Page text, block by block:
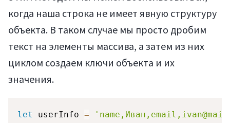
когда наша строка не имеет явную структуру
объекта. В таком случае мы просто дробим
текст на элементы массива, а затем из них
циклом создаем ключи объекта и их
значения.
let userInfo =